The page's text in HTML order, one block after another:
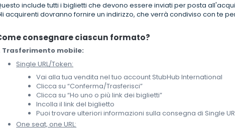
include tutti i biglietti che devono essere inviati per posta
acquirenti dovranno fornire un indirizzo, che verrà condiviso con te
consegnare ciascun formato?
Trasferimento mobile:
Single URL/Token:
Vai alla tua vendita nel tuo account StubHub International
Clicca su “Conferma/Trasferisci”
Clicca su “Ho uno o più link dei biglietti”
Incolla il link del biglietto
Puoi trovare ulteriori informazioni sulla consegna di Single
One seat, one URL: